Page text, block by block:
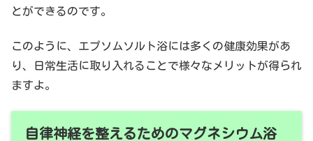
とができるのです。
このように、エプソムソルト浴には多くの健康効果があ
り、日常生活に取り入れることで様々なメリットが得られ
ますよ。
自律神経を整えるためのマグネシウム浴